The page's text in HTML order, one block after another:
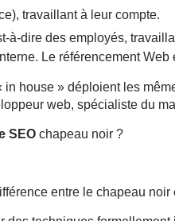
travaillant à leur compte.
à-dire des employés,
Le référencement
house » déploient les
web, spécialiste du
SEOchapeau noir ?
entre le chapeau noir